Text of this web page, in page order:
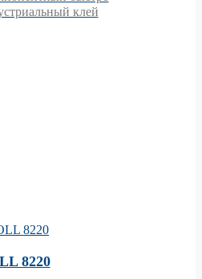
клей
8220